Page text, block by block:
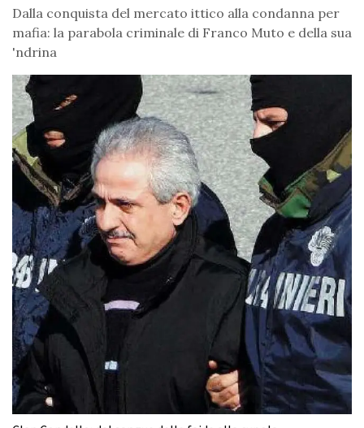
Dalla conquista del mercato ittico alla condanna per
mafia: la parabola criminale di Franco Muto e della sua
'ndrina